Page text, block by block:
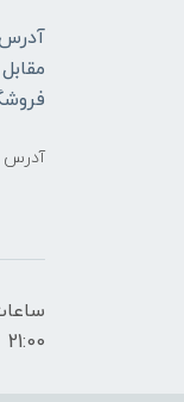
آدرس
آدرس
21:00